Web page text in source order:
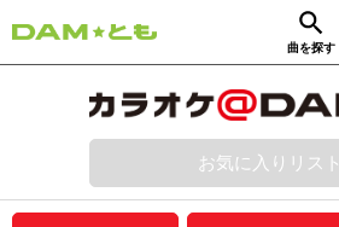
曲を探す
動画からさがす
ログイン
プレミアムサービス
お気に入りリスト